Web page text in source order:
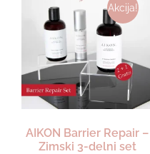
Akcija!
AIKON Barrier Repair –
Zimski 3-delni set